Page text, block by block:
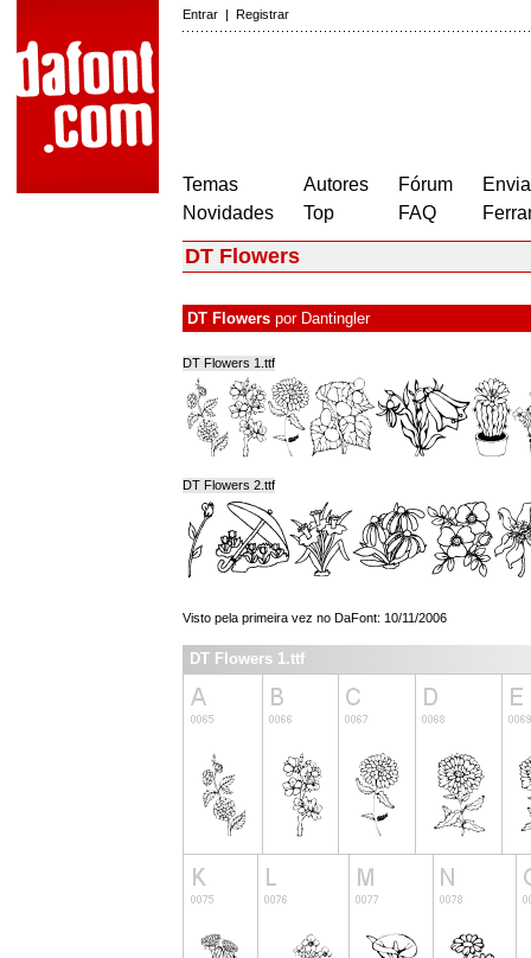
Entrar | Registrar
Temas
Novidades
Autores
Top
Fórum
FAQ
DT Flowers
DT Flowers por Dantingler
DT Flowers 1.ttf
DT Flowers 2.ttf
Visto pela primeira vez no DaFont: 10/11/2006
DT Flowers 1.ttf